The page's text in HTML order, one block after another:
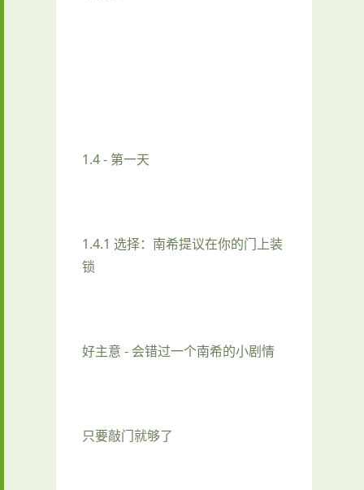
1.4 - 第一天
1.4.1 选择：南希提议在你的门上装
锁
好主意 - 会错过一个南希的小剧情
只要敲门就够了